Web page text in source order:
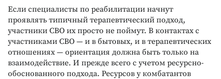
Если специалисты по реабилитации начнут
проявлять типичный терапевтический подход,
участники СВО их просто не поймут. В контактах с
участниками СВО — и в бытовых, и в терапевтических
отношениях — ориентация должна быть только на
взаимодействие. И прежде всего с учетом ресурсно-
обоснованного подхода. Ресурсов у комбатантов